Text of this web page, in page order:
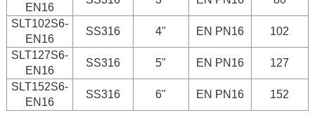
EN16
SLT102S6-
EN16
SS316 4" EN PN16
102
SLT127S6-
EN16
SS316 5" EN PN16
127
SLT152S6-
EN16
SS316 6" EN PN16 152